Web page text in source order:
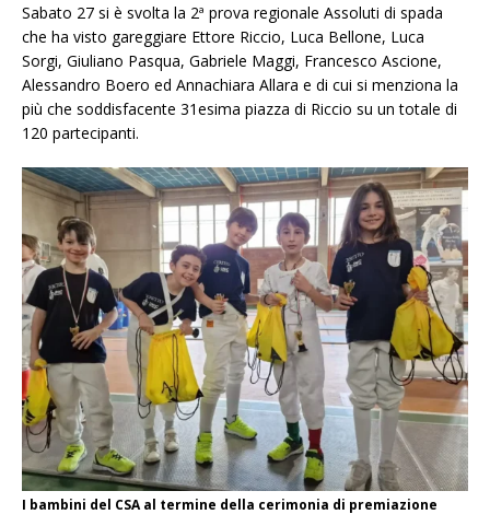
Sabato 27 si è svolta la 2ª prova regionale Assoluti di spada
che ha visto gareggiare Ettore Riccio, Luca Bellone, Luca
Sorgi, Giuliano Pasqua, Gabriele Maggi, Francesco Ascione,
Alessandro Boero ed Annachiara Allara e di cui si menziona la
più che soddisfacente 31esima piazza di Riccio su un totale di
120 partecipanti.
I bambini del CSA al termine della cerimonia di premiazione